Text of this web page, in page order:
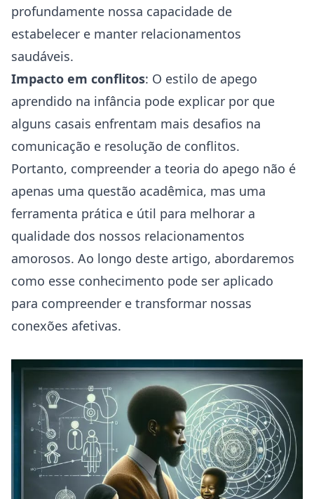
profundamente nossa capacidade de
estabelecer e manter relacionamentos
saudáveis.
Impacto em conflitos: O estilo de apego
aprendido na infância pode explicar por que
alguns casais enfrentam mais desafios na
comunicação e resolução de conflitos.
Portanto, compreender a teoria do apego não é
apenas uma questão acadêmica, mas uma
ferramenta prática e útil para melhorar a
qualidade dos nossos relacionamentos
amorosos. Ao longo deste artigo, abordaremos
como esse conhecimento pode ser aplicado
para compreender e transformar nossas
conexões afetivas.